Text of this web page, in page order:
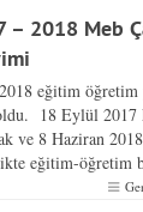
– 2018 Meb
eğitim öğretim
18 Eylül 2017
ve 8 Haziran
eğitim-öğretim